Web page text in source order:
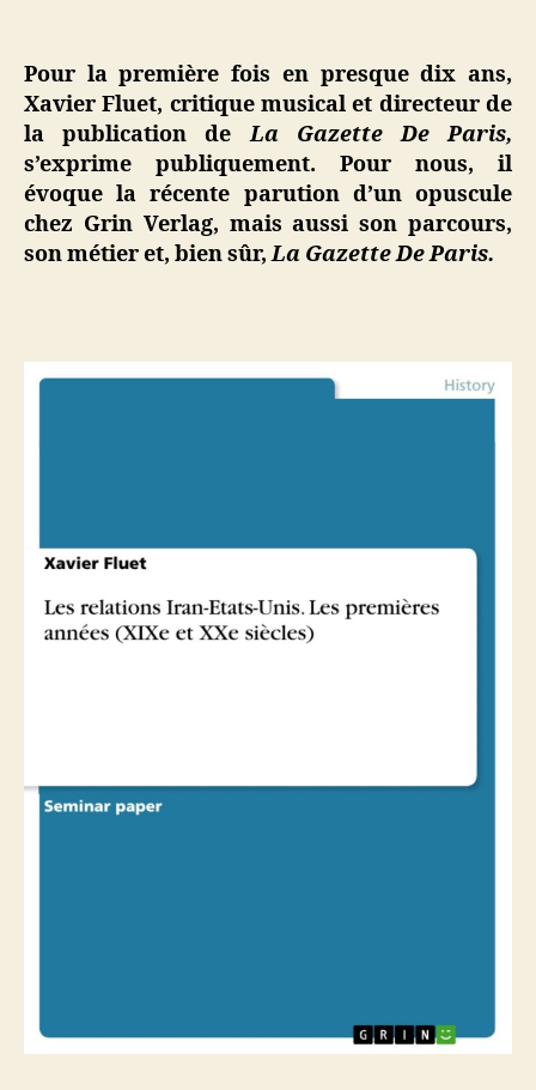
Pour la première fois en presque dix ans,
Xavier Fluet, critique musical et directeur de
la publication deLa Gazette De Paris,
s’exprime publiquement. Pour nous, il
évoque la récente parution d’un opuscule
chez Grin Verlag, mais aussi son parcours,
son métier et, bien sûr,La Gazette De Paris.